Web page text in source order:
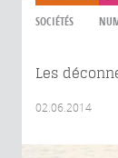
SOCIÉTÉS
Les
02.06.2014